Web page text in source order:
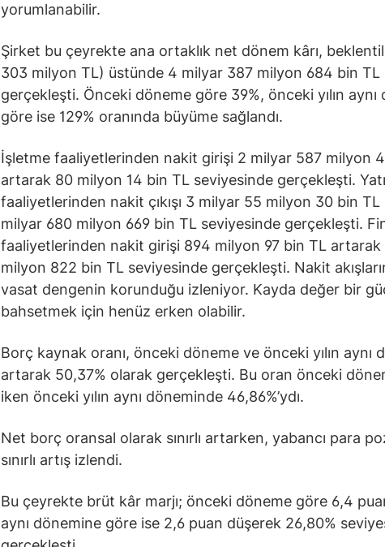
yorumlanabilir.
Şirket bu çeyrekte ana ortaklık net dönem kârı,
303 milyon TL) üstünde 4 milyar 387 milyon 684 bin TL
gerçekleşti. Önceki döneme göre 39%, önceki yılın aynı
göre ise 129% oranında büyüme sağlandı.
İşletme faaliyetlerinden nakit girişi 2 milyar 587 milyon
artarak 80 milyon 14 bin TL seviyesinde gerçekleşti.
faaliyetlerinden nakit çıkışı 3 milyar 55 milyon 30 bin
milyar 680 milyon 669 bin TL seviyesinde gerçekleşti.
faaliyetlerinden nakit girişi 894 milyon 97 bin TL artarak
milyon 822 bin TL seviyesinde gerçekleşti. Nakit
vasat dengenin korunduğu izleniyor. Kayda değer bir
bahsetmek için henüz erken olabilir.
Borç kaynak oranı, önceki döneme ve önceki yılın aynı
artarak 50,37% olarak gerçekleşti. Bu oran önceki
iken önceki yılın aynı döneminde 46,86%’ydı.
Net borç oransal olarak sınırlı artarken, yabancı para
sınırlı artış izlendi.
Bu çeyrekte brüt kâr marjı; önceki döneme göre 6,4
aynı dönemine göre ise 2,6 puan düşerek 26,80%